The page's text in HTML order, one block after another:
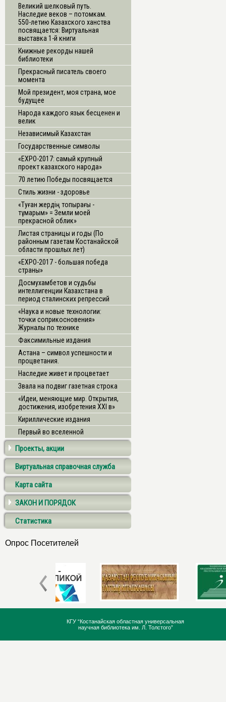
Великий шелковый путь.
Наследие веков – потомкам.
550-летию Казахского ханства
посвящается: Виртуальная
выставка 1-й книги
Книжные рекорды нашей
библиотеки
Прекрасный писатель своего
момента
Мой президент, моя страна, мое
будущее
Народа каждого язык бесценен и
велик
Независимый Казахстан
Государственные символы
«ЕХРО-2017: самый крупный
проект казахского народа»
70 летию Победы посвящается
Стиль жизни - здоровье
«Туған жердің топырағы -
тұмарым» = Земли моей
прекрасной облик»
Листая страницы и годы (По
районным газетам Костанайской
области прошлых лет)
«ЕХРО-2017 - большая победа
страны»
Досмухамбетов и судьбы
интеллигенции Казахстана в
период сталинских репрессий
«Наука и новые технологии:
точки соприкосновения»
Журналы по технике
Факсимильные издания
Астана – символ успешности и
процветания.
Наследие живет и процветает
Звала на подвиг газетная строка
«Идеи, меняющие мир. Открытия,
достижения, изобретения XXI в»
Кириллические издания
Первый во вселенной
Проекты, акции
Виртуальная справочная служба
Карта сайта
ЗАКОН И ПОРЯДОК
Статистика
Опрос Посетителей
КГУ “Костанайская областная универсальная
научная библиотека им. Л. Толстого”